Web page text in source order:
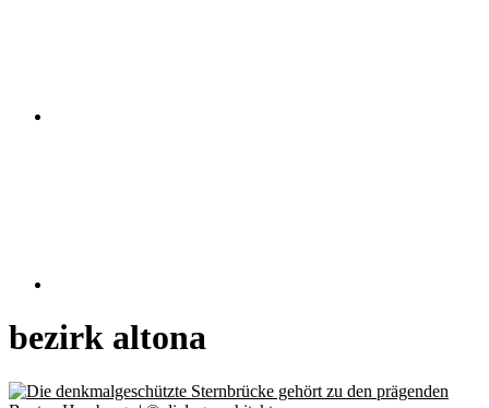
bezirk altona